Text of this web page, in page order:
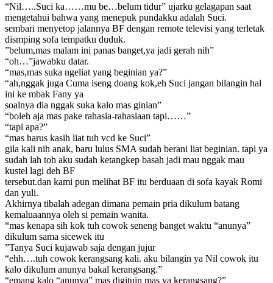
“Nil…..Suci ka……mu be…belum tidur” ujarku gelagapan saat
mengetahui bahwa yang menepuk pundakku adalah Suci.
sembari menyetop jalannya BF dengan remote televisi yang terletak
dismping sofa tempatku duduk.
”belum,mas malam ini panas banget,ya jadi gerah nih”
“oh…”jawabku datar.
“mas,mas suka ngeliat yang beginian ya?”
“ah,nggak juga Cuma iseng doang kok,eh Suci jangan bilangin hal
ini ke mbak Fany ya
soalnya dia nggak suka kalo mas ginian”
“boleh aja mas pake rahasia-rahasiaan tapi……”
“tapi apa?”
“mas harus kasih liat tuh vcd ke Suci”
gila kali nih anak, baru lulus SMA sudah berani liat beginian. tapi ya
sudah lah toh aku sudah ketangkep basah jadi mau nggak mau
kustel lagi deh BF
tersebut.dan kami pun melihat BF itu berduaan di sofa kayak Romi
dan yuli.
Akhirnya tibalah adegan dimana pemain pria dikulum batang
kemaluaannya oleh si pemain wanita.
“mas kenapa sih kok tuh cowok seneng banget waktu “anunya”
dikulum sama sicewek itu
”Tanya Suci kujawab saja dengan jujur
“ehh….tuh cowok kerangsang kali. aku bilangin ya Nil cowok itu
kalo dikulum anunya bakal kerangsang.”
“emang kalo “anunya” mas digituin mas ya kerangsang?”